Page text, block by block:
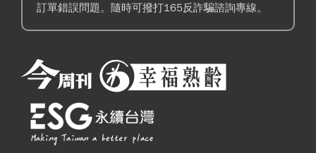
訂單錯誤問題。隨時可撥打165反詐騙諮詢專線。